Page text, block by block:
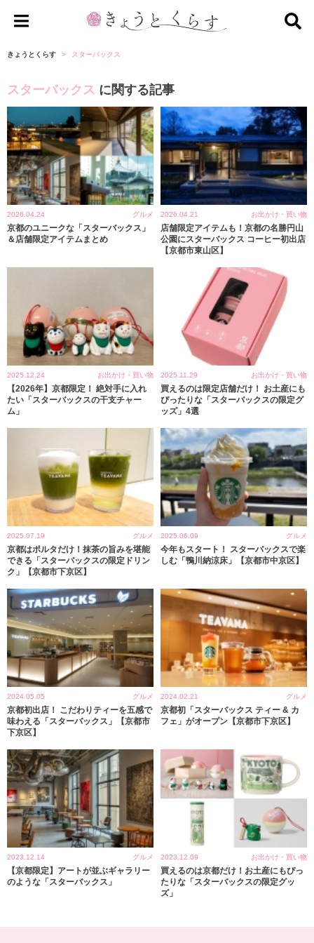
ょ
と
く
ら
す
きょうとくらす スターバックス
スターバックス に関する記事
2026.04.24 グルメ
京都のユニークな「スターバックス」
＆店舗限定アイテムまとめ
2026.04.21 お出かけ・買い物
店舗限定アイテムも！京都の名勝円山
公園にスターバックス コーヒー初出店
【京都市東山区】
2025.12.24 お出かけ・買い物
【2026年】京都限定！ 絶対手に入れ
たい「スターバックスの干支チャー
ム」
2025.11.29 お出かけ・買い物
買えるのは限定店舗だけ！ お土産にも
ぴったりな「スターバックスの限定グ
ッズ」4選
2025.07.19 グルメ
京都はポルタだけ！抹茶の旨みを堪能
できる「スターバックスの限定ドリン
ク」【京都市下京区】
2025.06.09 グルメ
今年もスタート！ スターバックスで楽
しむ「鴨川納涼床」【京都市中京区】
2024.05.05 グルメ
京都初出店！ こだわりティーを五感で
味わえる「スターバックス」【京都市
下京区】
2024.02.21 グルメ
京都初「スターバックス ティー & カ
フェ」がオープン【京都市下京区】
2023.12.14 グルメ
【京都限定】アートが並ぶギャラリー
のような「スターバックス」
2023.12.09 お出かけ・買い物
買えるのは京都だけ！お土産にもぴっ
たりな「スターバックスの限定グッ
ズ」